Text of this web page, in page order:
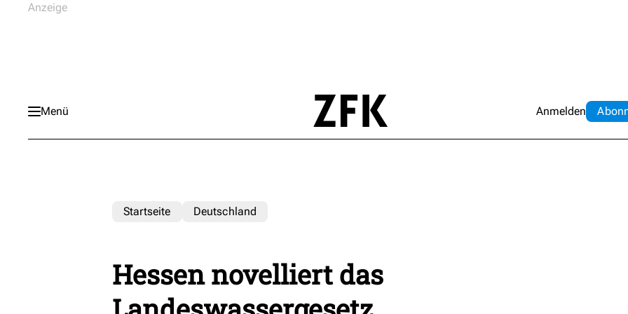
Menü Anmelden Abo
Startseite Deutschland
Hessen novelliert das